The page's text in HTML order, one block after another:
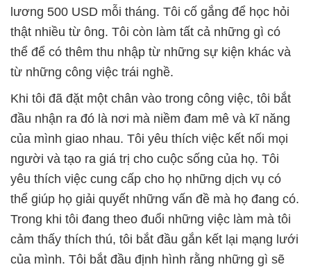
lương 500 USD mỗi tháng. Tôi cố gắng để học hỏi
thật nhiều từ ông. Tôi còn làm tất cả những gì có
thể để có thêm thu nhập từ những sự kiện khác và
từ những công việc trái nghề.
Khi tôi đã đặt một chân vào trong công việc, tôi bắt
đầu nhận ra đó là nơi mà niềm đam mê và kĩ năng
của mình giao nhau. Tôi yêu thích việc kết nối mọi
người và tạo ra giá trị cho cuộc sống của họ. Tôi
yêu thích việc cung cấp cho họ những dịch vụ có
thể giúp họ giải quyết những vấn đề mà họ đang có.
Trong khi tôi đang theo đuổi những việc làm mà tôi
cảm thấy thích thú, tôi bắt đầu gắn kết lại mạng lưới
của mình. Tôi bắt đầu định hình rằng những gì sẽ